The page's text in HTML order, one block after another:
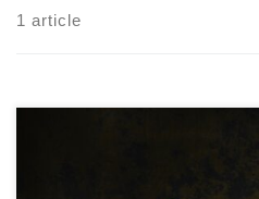
1 article